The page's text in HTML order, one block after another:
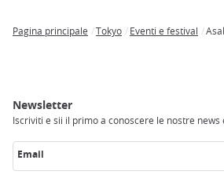
Pagina principale Tokyo Eventi e festival
Newsletter
Iscriviti e sii il primo a conoscere le nostre
Email